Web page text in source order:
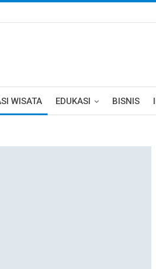
WISATA EDUKASI BISNIS